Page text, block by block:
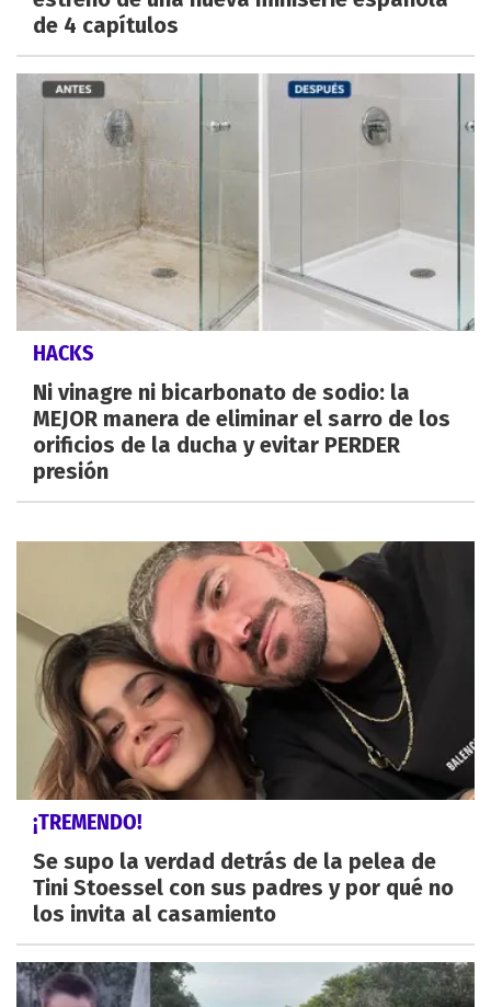
de 4 capítulos
HACKS
Ni vinagre ni bicarbonato de sodio: la
MEJOR manera de eliminar el sarro de los
orificios de la ducha y evitar PERDER
presión
¡TREMENDO!
Se supo la verdad detrás de la pelea de
Tini Stoessel con sus padres y por qué no
los invita al casamiento